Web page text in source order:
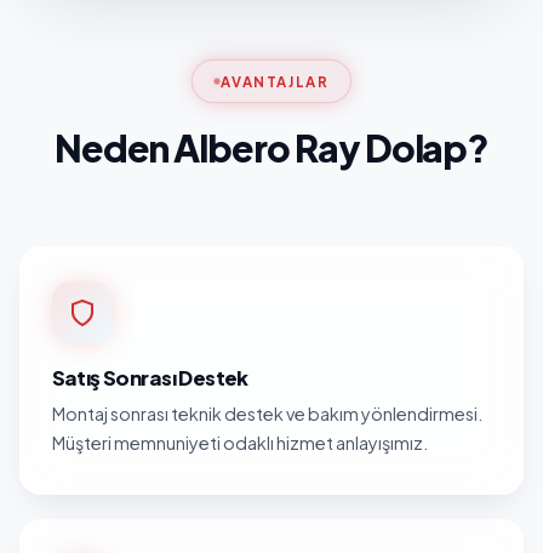
AVANTAJLAR
Neden Albero Ray Dolap?
Satış Sonrası Destek
Montaj sonrası teknik destek ve bakım yönlendirmesi.
Müşteri memnuniyeti odaklı hizmet anlayışımız.